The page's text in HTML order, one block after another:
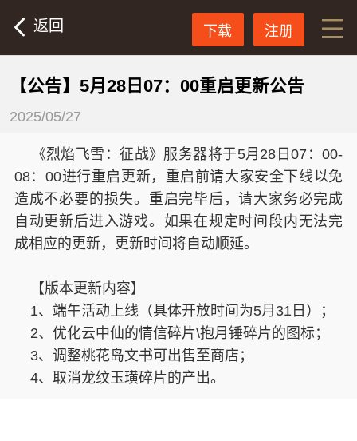
返回 注册
下载
【公告】5月28日07：00重启更新公告
2025/05/27
《烈焰飞雪：征战》服务器将于5月28日07：00-
08：00进行重启更新，重启前请大家安全下线以免
造成不必要的损失。重启完毕后，请大家务必完成
自动更新后进入游戏。如果在规定时间段内无法完
成相应的更新，更新时间将自动顺延。
【版本更新内容】
1、端午活动上线（具体开放时间为5月31日）；
2、优化云中仙的情信碎片\抱月锤碎片的图标；
3、调整桃花岛文书可出售至商店；
4、取消龙纹玉璜碎片的产出。